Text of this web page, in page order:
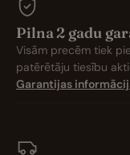
Pilna 2 gadu
Visām precēm tiek
patērētāju tiesību
Garantijas